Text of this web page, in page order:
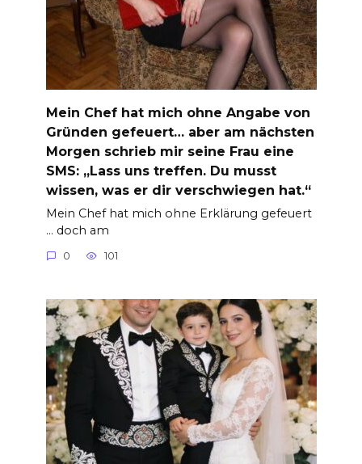
Mein Chef hat mich ohne Angabe von
Gründen gefeuert… aber am nächsten
Morgen schrieb mir seine Frau eine
SMS: „Lass uns treffen. Du musst
wissen, was er dir verschwiegen hat.“
Mein Chef hat mich ohne Erklärung gefeuert
… doch am
0 101